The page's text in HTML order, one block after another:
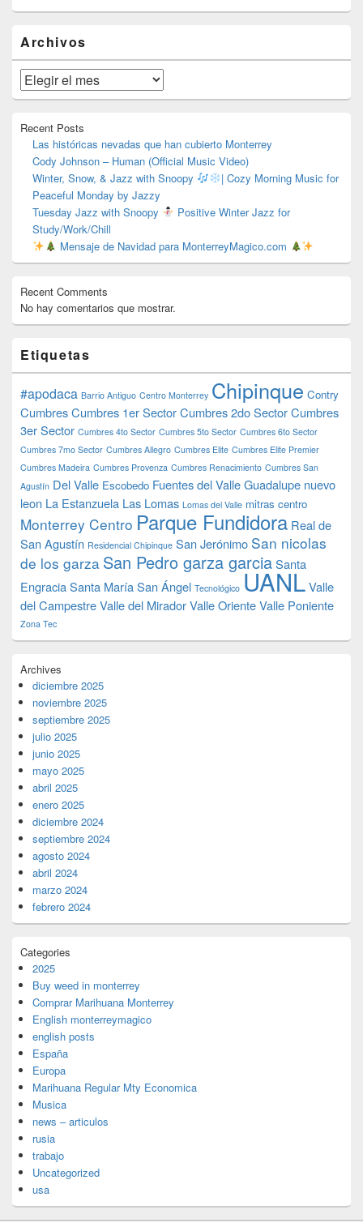
área
de
widget
barra
lateral
Archivos
Archivos
Recent Posts
Las históricas nevadas que han cubierto Monterrey
Cody Johnson – Human (Official Music Video)
Winter, Snow, & Jazz with Snoopy
| Cozy Morning Music for
Peaceful Monday by Jazzy
Tuesday Jazz with Snoopy
Positive Winter Jazz for
Study/Work/Chill
Mensaje de Navidad para MonterreyMagico.com
Recent Comments
No hay comentarios que mostrar.
Etiquetas
#apodaca Barrio Antiguo Centro Monterrey Chipinque Contry
CumbresCumbres 1er SectorCumbres 2do SectorCumbres
3er Sector Cumbres 4to Sector Cumbres 5to Sector Cumbres 6to Sector
Cumbres 7mo Sector Cumbres Allegro Cumbres Elite Cumbres Elite Premier
Cumbres Madeira Cumbres Provenza Cumbres Renacimiento Cumbres San
Agustín Del Valle Escobedo Fuentes del ValleGuadalupe nuevo
leon La Estanzuela Las Lomas Lomas del Valle mitras centro
Monterrey Centro Parque Fundidora Real de
San Agustín Residencial Chipinque San Jerónimo San nicolas
de los garza San Pedro garza garciaSanta
EngraciaSanta MaríaSan Ángel Tecnológico UANLValle
del CampestreValle del MiradorValle OrienteValle Poniente
Zona Tec
Archives
diciembre 2025
noviembre 2025
septiembre 2025
julio 2025
junio 2025
mayo 2025
abril 2025
enero 2025
diciembre 2024
septiembre 2024
agosto 2024
abril 2024
marzo 2024
febrero 2024
Categories
2025
Buy weed in monterrey
Comprar Marihuana Monterrey
English monterreymagico
english posts
España
Europa
Marihuana Regular Mty Economica
Musica
news – articulos
rusia
trabajo
Uncategorized
usa